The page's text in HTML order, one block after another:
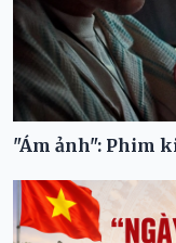
"Ám ảnh": Phim